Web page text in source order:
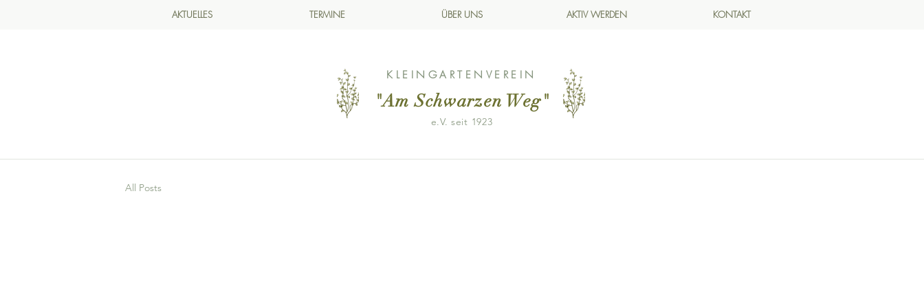
AKTUELLES TERMINE ÜBER UNS AKTIV WERDEN KONTAKT
KLEINGARTENVEREIN
"Am Schwarzen Weg"
e.V. seit 1923
All Posts